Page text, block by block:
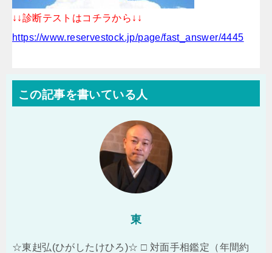
↓↓診断テストはコチラから↓↓
https://www.reservestock.jp/page/fast_answer/4445
この記事を書いている人
東
☆東赳弘(ひがしたけひろ)☆ □ 対面手相鑑定（年間約